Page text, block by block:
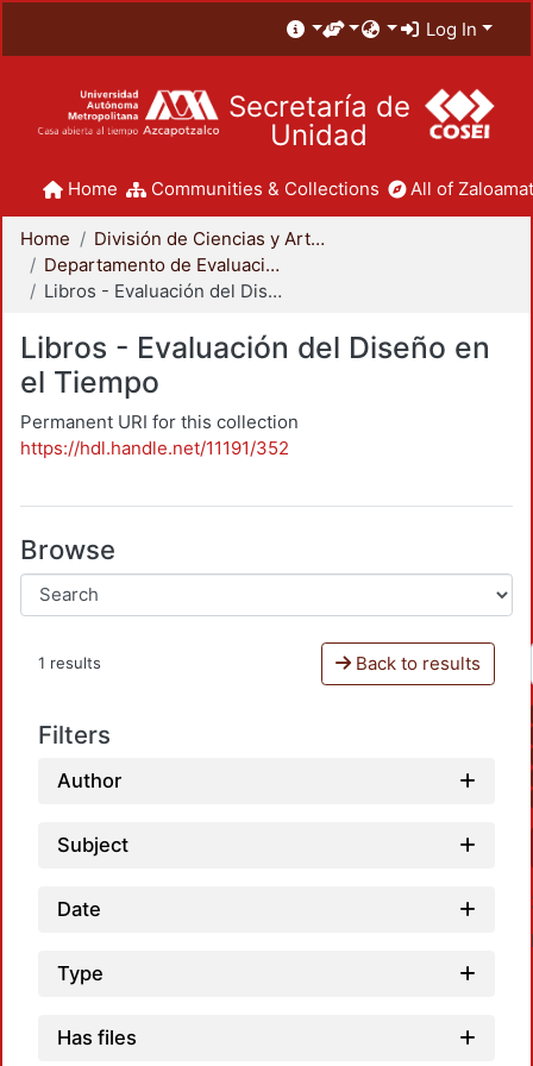
Log In
Secretaría de
Unidad
Home Communities & Collections All of
Home
División de Ciencias y Artes para el Diseño
Departamento de Evaluación del Diseño en el Tiempo
Libros - Evaluación del Diseño en el Tiempo
Libros - Evaluación del Diseño en
el Tiempo
Permanent URI for this collection
https://hdl.handle.net/11191/352
Browse
1 results Back to results
Filters
Author
Subject
Date
Type
Has files